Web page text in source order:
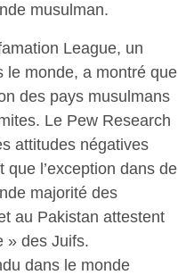
musulman.
League, un
le monde, a montré que
des pays musulmans
Le Pew Research
attitudes négatives
l’exception dans de
majorité des
au Pakistan attestent
» des Juifs.
dans le monde